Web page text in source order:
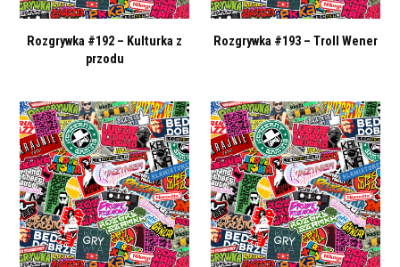
Rozgrywka #192 – Kulturka z
przodu
Rozgrywka #193 – Troll Wener